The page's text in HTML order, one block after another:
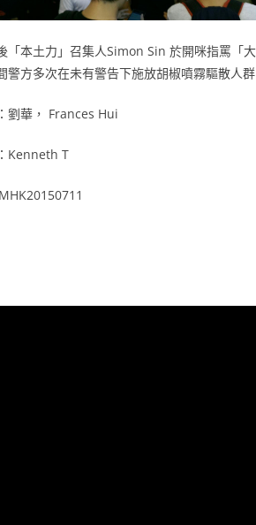
「本土力」召集人Simon Sin 於開咪指罵「
警方多次在未有警告下施放胡椒噴霧驅散人
劉華， Frances Hui
Kenneth T